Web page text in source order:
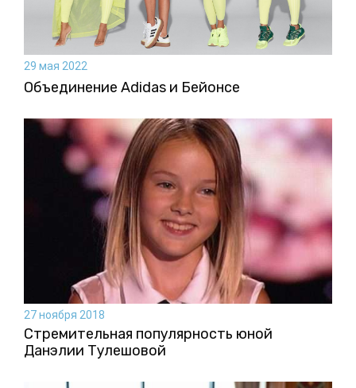
29 мая 2022
Объединение Adidas и Бейонсе
27 ноября 2018
Стремительная популярность юной
Данэлии Тулешовой